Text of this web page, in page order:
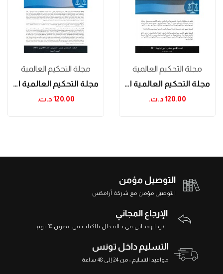
مجلة التحكيم العالمية
مجلة التحكيم العالمية العدد 16
120.00 د.ت.‏
مجلة التحكيم العالمية
مجلة التحكيم العالمية العدد 11
120.00 د.ت.‏
التوصيل مؤمن
التوصيل مؤمن مع شركة أرامكس
الإرجاع المجاني
الإرجاع مجاني في حالة خلل بالكتاب في غضون 30 يوم
التسليم داخل تونس
مواعيد التسليم : من 24 إلى 48 ساعة